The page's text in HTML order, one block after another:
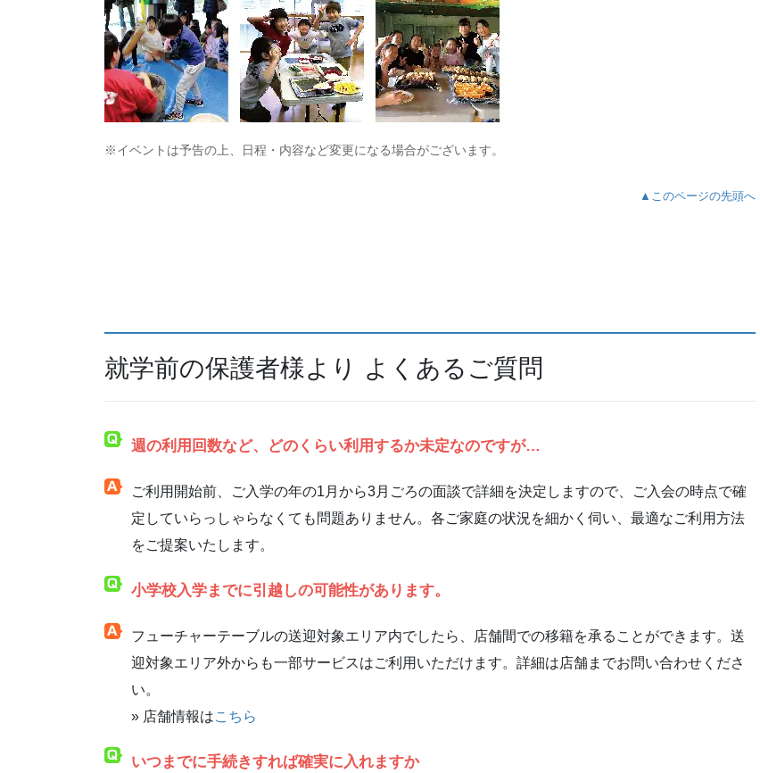
※イベントは予告の上、日程・内容など変更になる場合がございます。
▲このページの先頭へ
就学前の保護者様より よくあるご質問
週の利用回数など、どのくらい利用するか未定なのですが…
ご利用開始前、ご入学の年の1月から3月ごろの面談で詳細を決定しますので、ご入会の時点で確
定していらっしゃらなくても問題ありません。各ご家庭の状況を細かく伺い、最適なご利用方法
をご提案いたします。
小学校入学までに引越しの可能性があります。
フューチャーテーブルの送迎対象エリア内でしたら、店舗間での移籍を承ることができます。送
迎対象エリア外からも一部サービスはご利用いただけます。詳細は店舗までお問い合わせくださ
い。
» 店舗情報はこちら
いつまでに手続きすれば確実に入れますか